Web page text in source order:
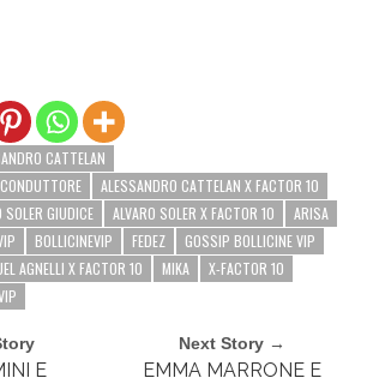
CATTELAN
ALESSANDRO CATTELAN X FACTOR 10
SOLER GIUDICE ALVARO SOLER X FACTOR 10
ARISA
BOLLICINEVIP FEDEZ
GOSSIP BOLLICINE VIP
AGNELLI X FACTOR 10 MIKA
X-FACTOR 10
E
Next Story →
EMMA MARRONE E